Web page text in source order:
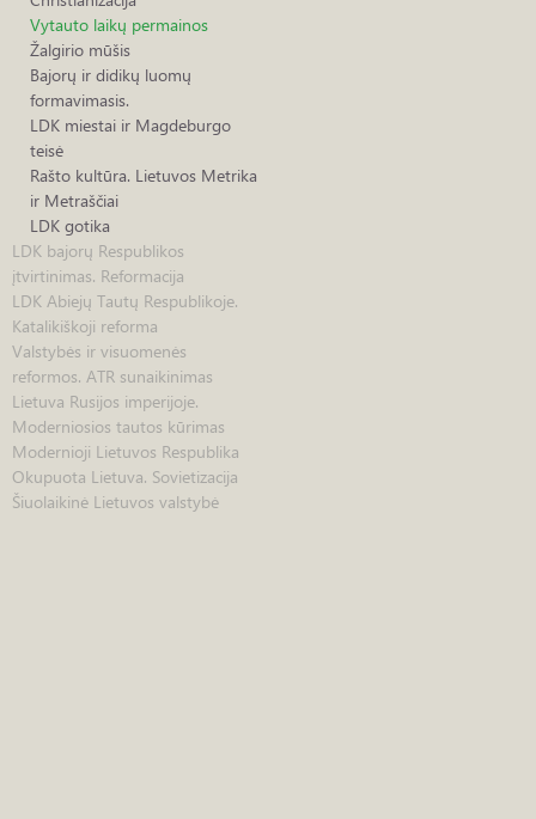
Vytauto laikų permainos
Žalgirio mūšis
Bajorų ir didikų luomų
formavimasis.
LDK miestai ir Magdeburgo
teisė
Rašto kultūra. Lietuvos Metrika
ir Metraščiai
LDK gotika
LDK bajorų Respublikos
įtvirtinimas. Reformacija
LDK Abiejų Tautų Respublikoje.
Katalikiškoji reforma
Valstybės ir visuomenės
reformos. ATR sunaikinimas
Lietuva Rusijos imperijoje.
Moderniosios tautos kūrimas
Modernioji Lietuvos Respublika
Okupuota Lietuva. Sovietizacija
Šiuolaikinė Lietuvos valstybė